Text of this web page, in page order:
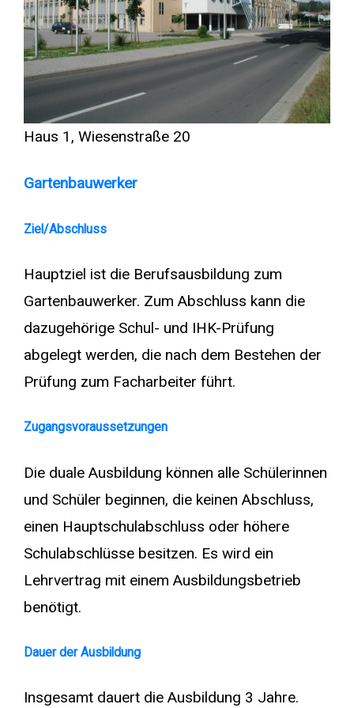
Haus 1, Wiesenstraße 20
Gartenbauwerker
Ziel/Abschluss
Hauptziel ist die Berufsausbildung zum
Gartenbauwerker. Zum Abschluss kann die
dazugehörige Schul- und IHK-Prüfung
abgelegt werden, die nach dem Bestehen der
Prüfung zum Facharbeiter führt.
Zugangsvoraussetzungen
Die duale Ausbildung können alle Schülerinnen
und Schüler beginnen, die keinen Abschluss,
einen Hauptschulabschluss oder höhere
Schulabschlüsse besitzen. Es wird ein
Lehrvertrag mit einem Ausbildungsbetrieb
benötigt.
Dauer der Ausbildung
Insgesamt dauert die Ausbildung 3 Jahre.